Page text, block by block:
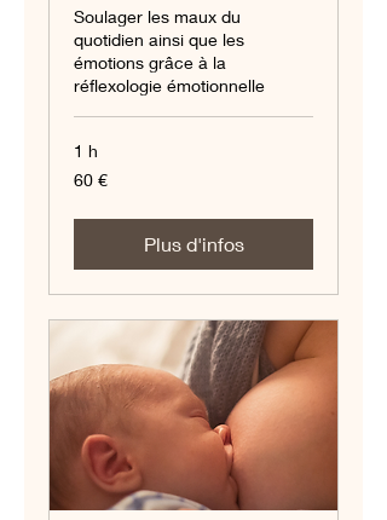
Soulager les maux du
quotidien ainsi que les
émotions grâce à la
réflexologie émotionnelle
1 h
60
euros
60 €
Plus d'infos